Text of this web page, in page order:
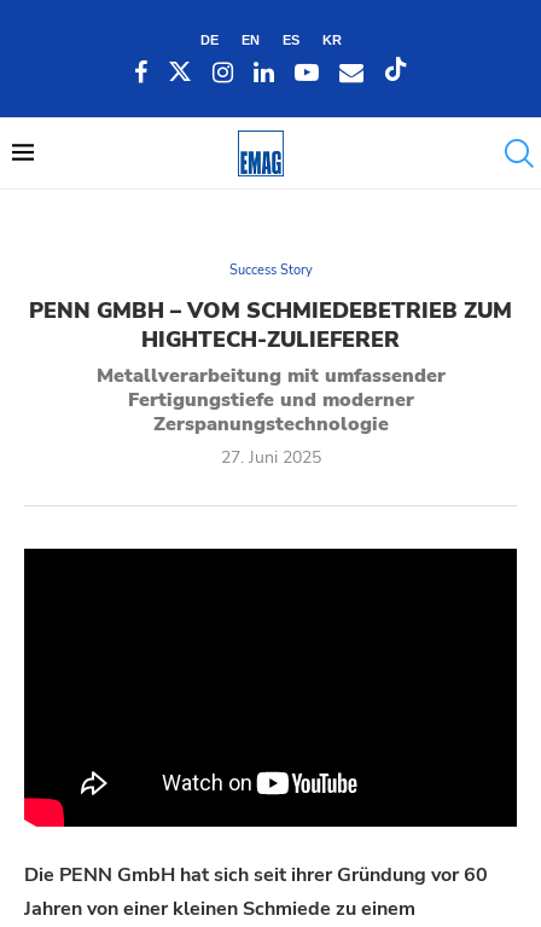
DE EN ES KR
Success Story
PENN GMBH – VOM SCHMIEDEBETRIEB ZUM
HIGHTECH-ZULIEFERER
Metallverarbeitung mit umfassender
Fertigungstiefe und moderner
Zerspanungstechnologie
27. Juni 2025
Die PENN GmbH hat sich seit ihrer Gründung vor 60
Jahren von einer kleinen Schmiede zu einem